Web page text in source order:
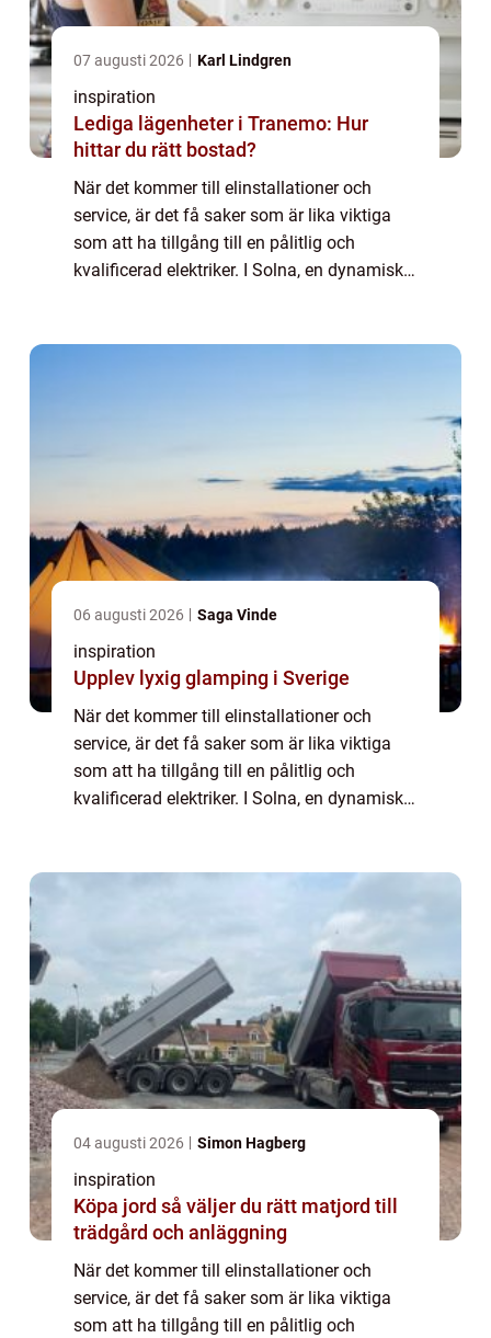
07 augusti 2026 Karl Lindgren
inspiration
Lediga lägenheter i Tranemo: Hur
hittar du rätt bostad?
När det kommer till elinstallationer och
service, är det få saker som är lika viktiga
som att ha tillgång till en pålitlig och
kvalificerad elektriker. I Solna, en dynamisk
06 augusti 2026 Saga Vinde
inspiration
Upplev lyxig glamping i Sverige
När det kommer till elinstallationer och
service, är det få saker som är lika viktiga
som att ha tillgång till en pålitlig och
kvalificerad elektriker. I Solna, en dynamisk
04 augusti 2026 Simon Hagberg
inspiration
Köpa jord så väljer du rätt matjord till
trädgård och anläggning
När det kommer till elinstallationer och
service, är det få saker som är lika viktiga
som att ha tillgång till en pålitlig och